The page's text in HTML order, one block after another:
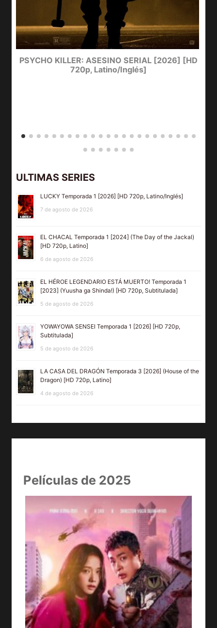
PSYCHO KILLER: ASESINO SERIAL [2026] [HD
720p, Latino/Inglés]
ULTIMAS SERIES
LUCKY Temporada 1 [2026] [HD 720p, Latino/Inglés]
7 de agosto de 2026
EL CHACAL Temporada 1 [2024] (The Day of the Jackal)
[HD 720p, Latino]
6 de agosto de 2026
EL HÉROE LEGENDARIO ESTÁ MUERTO! Temporada 1
[2023] (Yuusha ga Shinda!) [HD 720p, Subtitulada]
5 de agosto de 2026
YOWAYOWA SENSEI Temporada 1 [2026] [HD 720p,
Subtitulada]
5 de agosto de 2026
LA CASA DEL DRAGÓN Temporada 3 [2026] (House of the
Dragon) [HD 720p, Latino]
4 de agosto de 2026
Películas de 2025